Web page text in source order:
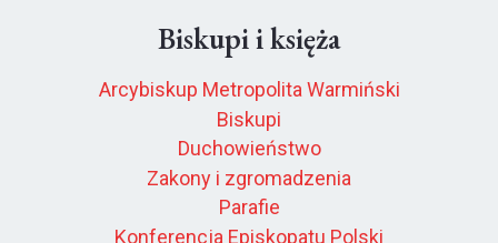
Biskupi i księża
Arcybiskup Metropolita Warmiński
Biskupi
Duchowieństwo
Zakony i zgromadzenia
Parafie
Konferencja Episkopatu Polski